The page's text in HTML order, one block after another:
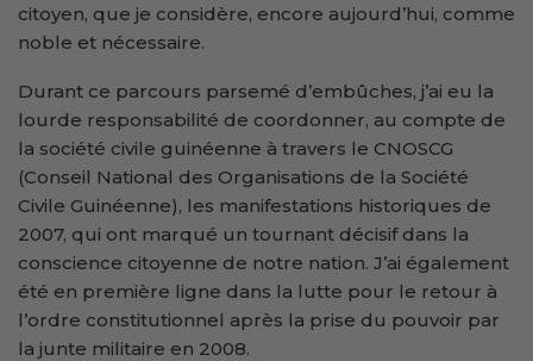
citoyen, que je considère, encore aujourd’hui, comme
noble et nécessaire.
Durant ce parcours parsemé d’embûches, j’ai eu la
lourde responsabilité de coordonner, au compte de
la société civile guinéenne à travers le CNOSCG
(Conseil National des Organisations de la Société
Civile Guinéenne), les manifestations historiques de
2007, qui ont marqué un tournant décisif dans la
conscience citoyenne de notre nation. J’ai également
été en première ligne dans la lutte pour le retour à
l’ordre constitutionnel après la prise du pouvoir par
la junte militaire en 2008.